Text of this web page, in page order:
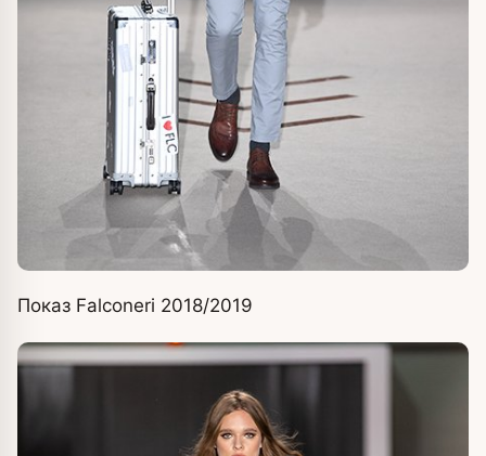
Показ Falconeri 2018/2019